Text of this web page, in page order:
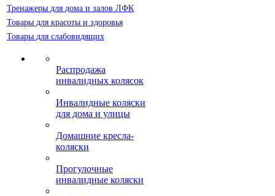
Тренажеры для дома и залов ЛФК
Товары для красоты и здоровья
Товары для слабовидящих
Распродажа
инвалидных колясок
Инвалидные коляски
для дома и улицы
Домашние кресла-
коляски
Прогулочные
инвалидные коляски